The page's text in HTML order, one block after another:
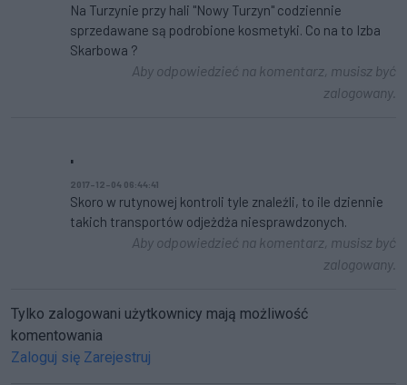
Na Turzynie przy hali "Nowy Turzyn" codziennie
sprzedawane są podrobione kosmetyki. Co na to Izba
Skarbowa ?
Aby odpowiedzieć na komentarz, musisz być
zalogowany.
'
2017-12-04 06:44:41
Skoro w rutynowej kontroli tyle znaleźli, to ile dziennie
takich transportów odjeżdża niesprawdzonych.
Aby odpowiedzieć na komentarz, musisz być
zalogowany.
Tylko zalogowani użytkownicy mają możliwość
komentowania
Zaloguj się Zarejestruj